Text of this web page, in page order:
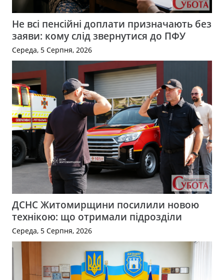
Не всі пенсійні доплати призначають без
заяви: кому слід звернутися до ПФУ
Середа, 5 Серпня, 2026
ДСНС Житомирщини посилили новою
технікою: що отримали підрозділи
Середа, 5 Серпня, 2026